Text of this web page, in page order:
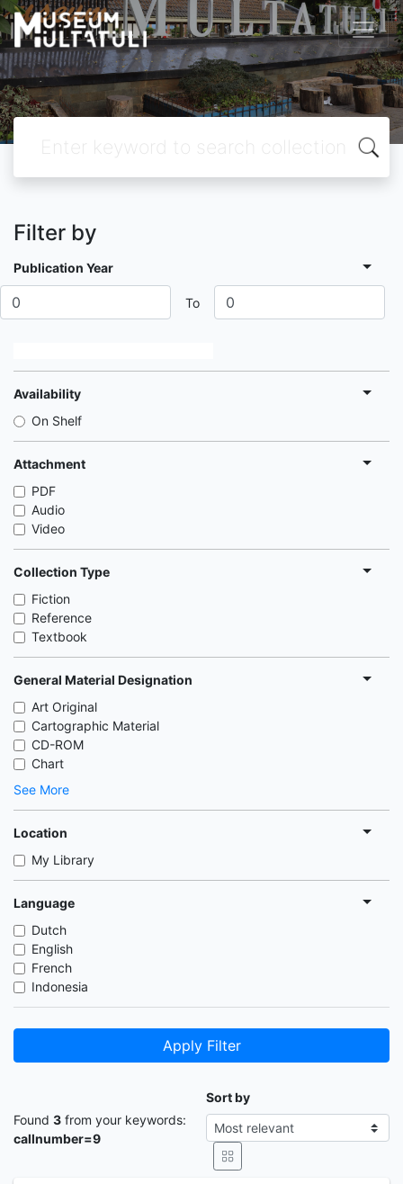
Filter by
Publication Year
To
Availability
On Shelf
Attachment
PDF
Audio
Video
Collection Type
Fiction
Reference
Textbook
General Material Designation
Art Original
Cartographic Material
CD-ROM
Chart
See More
Location
My Library
Language
Dutch
English
French
Indonesia
Apply Filter
Found 3 from your keywords:
callnumber=9
Sort by